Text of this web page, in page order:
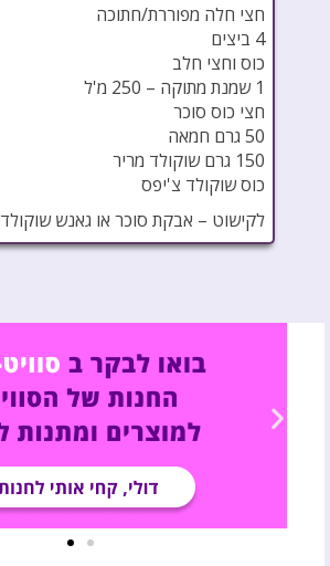
חצי חלה מפוררת/חתוכה
4 ביצים
כוס וחצי חלב
1 שמנת מתוקה – 250 מ'ל
חצי כוס סוכר
50 גרם חמאה
150 גרם שוקולד מריר
כוס שוקולד צ'יפס
לקישוט – אבקת סוכר או גאנש שוקולד